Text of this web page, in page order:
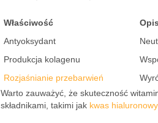
Właściwość
Opis
Antyoksydant
Produkcja kolagenu
Rozjaśnianie przebarwień
Warto zauważyć, że skuteczność
składnikami, takimi jak kwas hialuronowy